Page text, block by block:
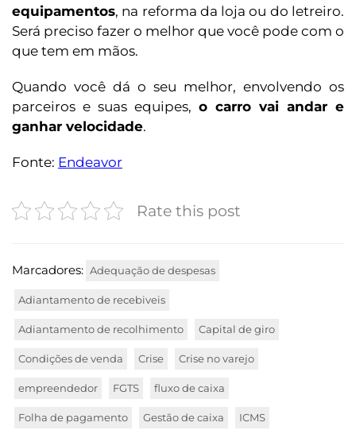
equipamentos, na reforma da loja ou do letreiro.
Será preciso fazer o melhor que você pode com o
que tem em mãos.
Quando você dá o seu melhor, envolvendo os
parceiros e suas equipes, o carro vai andar e
ganhar velocidade.
Fonte: Endeavor
Rate this post
Marcadores: Adequação de despesas
Adiantamento de recebiveis
Adiantamento de recolhimento Capital de giro
Condições de venda Crise Crise no varejo
empreendedor FGTS fluxo de caixa
Folha de pagamento Gestão de caixa ICMS